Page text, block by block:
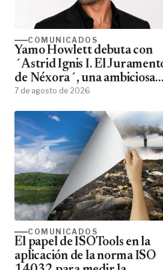
COMUNICADOS
Yamo Howlett debuta con
´Astrid Ignis I. El
de Néxora´, una ambiciosa
saga de fantasía y ciencia
7 de agosto de 2026
COMUNICADOS
El papel de ISOTools en la
aplicación de la norma ISO